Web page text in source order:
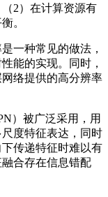
2）在计算资源有
。
一种常见的做法，
能的实现。同时，
络提供的高分辨率
）被广泛采用，用
度特征表达，同时
传递特征时难以有
合存在信息错配